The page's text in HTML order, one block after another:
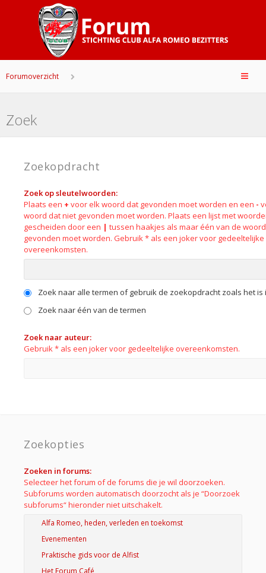
Forumoverzicht
Zoek
Zoekopdracht
Zoek op sleutelwoorden:
Plaats een + voor elk woord dat gevonden moet worden en een -
woord dat niet gevonden moet worden. Plaats een lijst met
gescheiden door een | tussen haakjes als maar één van de
gevonden moet worden. Gebruik * als een joker voor gedeeltelijke
overeenkomsten.
Zoek naar alle termen of gebruik de zoekopdracht zoals het is
Zoek naar één van de termen
Zoek naar auteur:
Gebruik * als een joker voor gedeeltelijke overeenkomsten.
Zoekopties
Zoeken in forums:
Selecteer het forum of de forums die je wil doorzoeken.
Subforums worden automatisch doorzocht als je “Doorzoek
subforums“ hieronder niet uitschakelt.